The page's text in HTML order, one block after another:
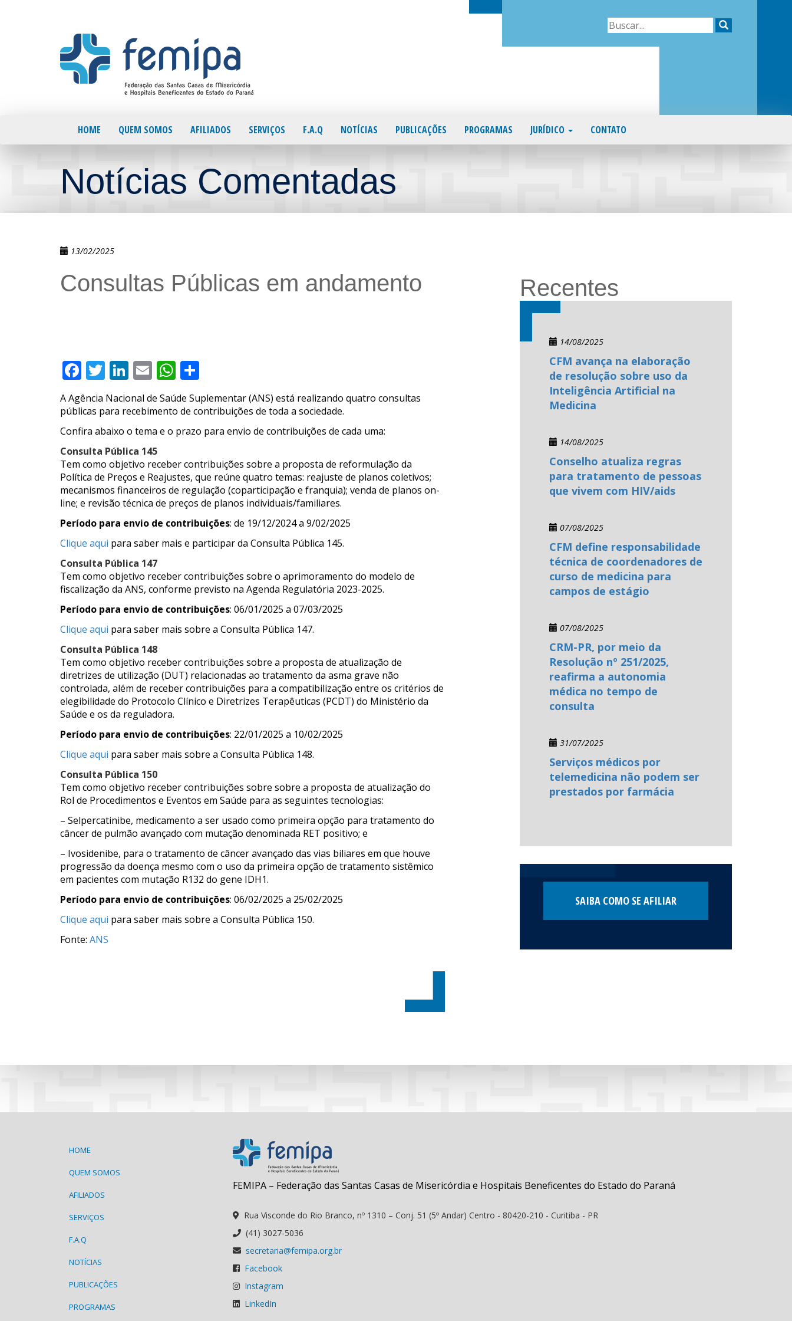
HOME QUEM SOMOS AFILIADOS SERVIÇOS F.A.Q NOTÍCIAS PUBLICAÇÕES PROGRAMAS JURÍDICO CONTATO
Notícias Comentadas
13/02/2025
Consultas Públicas em andamento
Facebook
Twitter
LinkedIn
EmailWhatsApp
A Agência Nacional de Saúde Suplementar (ANS) está realizando quatro consultas
públicas para recebimento de contribuições de toda a sociedade.
Confira abaixo o tema e o prazo para envio de contribuições de cada uma:
Consulta Pública 145
Tem como objetivo receber contribuições sobre a proposta de reformulação da
Política de Preços e Reajustes, que reúne quatro temas: reajuste de planos coletivos;
mecanismos financeiros de regulação (coparticipação e franquia); venda de planos on-
line; e revisão técnica de preços de planos individuais/familiares.
Período para envio de contribuições: de 19/12/2024 a 9/02/2025
Clique aqui para saber mais e participar da Consulta Pública 145.
Consulta Pública 147
Tem como objetivo receber contribuições sobre o aprimoramento do modelo de
fiscalização da ANS, conforme previsto na Agenda Regulatória 2023-2025.
Período para envio de contribuições: 06/01/2025 a 07/03/2025
Clique aqui para saber mais sobre a Consulta Pública 147.
Consulta Pública 148
Tem como objetivo receber contribuições sobre a proposta de atualização de
diretrizes de utilização (DUT) relacionadas ao tratamento da asma grave não
controlada, além de receber contribuições para a compatibilização entre os critérios de
elegibilidade do Protocolo Clínico e Diretrizes Terapêuticas (PCDT) do Ministério da
Saúde e os da reguladora.
Período para envio de contribuições: 22/01/2025 a 10/02/2025
Clique aqui para saber mais sobre a Consulta Pública 148.
Consulta Pública 150
Tem como objetivo receber contribuições sobre sobre a proposta de atualização do
Rol de Procedimentos e Eventos em Saúde para as seguintes tecnologias:
– Selpercatinibe, medicamento a ser usado como primeira opção para tratamento do
câncer de pulmão avançado com mutação denominada RET positivo; e
– Ivosidenibe, para o tratamento de câncer avançado das vias biliares em que houve
progressão da doença mesmo com o uso da primeira opção de tratamento sistêmico
em pacientes com mutação R132 do gene IDH1.
Período para envio de contribuições: 06/02/2025 a 25/02/2025
Clique aqui para saber mais sobre a Consulta Pública 150.
Fonte: ANS
Recentes
14/08/2025
CFM avança na elaboração
de resolução sobre uso da
Inteligência Artificial na
Medicina
14/08/2025
Conselho atualiza regras
para tratamento de pessoas
que vivem com HIV/aids
07/08/2025
CFM define responsabilidade
técnica de coordenadores de
curso de medicina para
campos de estágio
07/08/2025
CRM-PR, por meio da
Resolução nº 251/2025,
reafirma a autonomia
médica no tempo de
consulta
31/07/2025
Serviços médicos por
telemedicina não podem ser
prestados por farmácia
SAIBA COMO SE AFILIAR
HOME
QUEM SOMOS
AFILIADOS
SERVIÇOS
F.A.Q
NOTÍCIAS
PUBLICAÇÕES
PROGRAMAS
FEMIPA – Federação das Santas Casas de Misericórdia e Hospitais Beneficentes do Estado do Paraná
Rua Visconde do Rio Branco, nº 1310 – Conj. 51 (5º Andar) Centro - 80420-210 - Curitiba - PR
(41) 3027-5036
secretaria@femipa.org.br
Facebook
Instagram
LinkedIn